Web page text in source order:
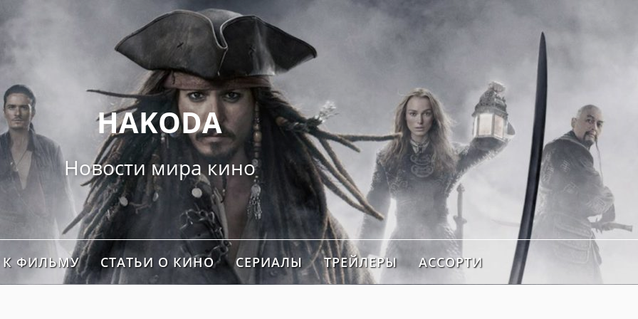
">
HAKODA
Новости мира кино
К ФИЛЬМУ СТАТЬИ О КИНО СЕРИАЛЫ ТРЕЙЛЕРЫ АССОРТИ